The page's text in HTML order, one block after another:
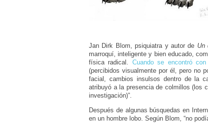
Jan Dirk Blom, psiquiatra y autor de Un
marroquí, inteligente y bien educado,
física radical. Cuando se encontró con
(percibidos visualmente por él, pero no
facial, cambios insulsos dentro de la
atribuyó a la presencia de colmillos (los
investigación)”.
Después de algunas búsquedas en
en un hombre lobo. Según Blom, “no